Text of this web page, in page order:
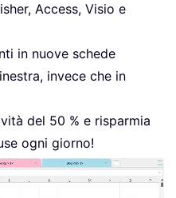
Access, Visio e
in nuove schede
invece che in
del 50 % e risparmia
ogni giorno!